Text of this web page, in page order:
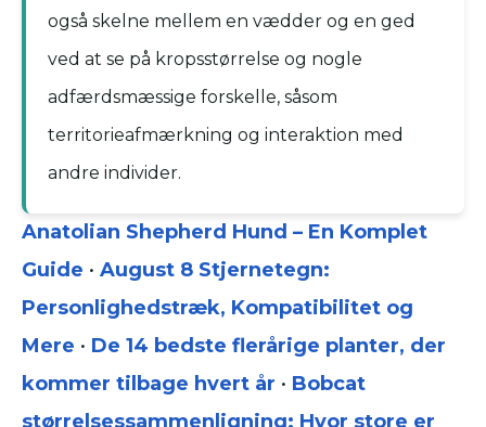
også skelne mellem en vædder og en ged
ved at se på kropsstørrelse og nogle
adfærdsmæssige forskelle, såsom
territorieafmærkning og interaktion med
andre individer.
Anatolian Shepherd Hund – En Komplet
Guide • August 8 Stjernetegn:
Personlighedstræk, Kompatibilitet og
Mere • De 14 bedste flerårige planter, der
kommer tilbage hvert år • Bobcat
størrelsessammenligning: Hvor store er